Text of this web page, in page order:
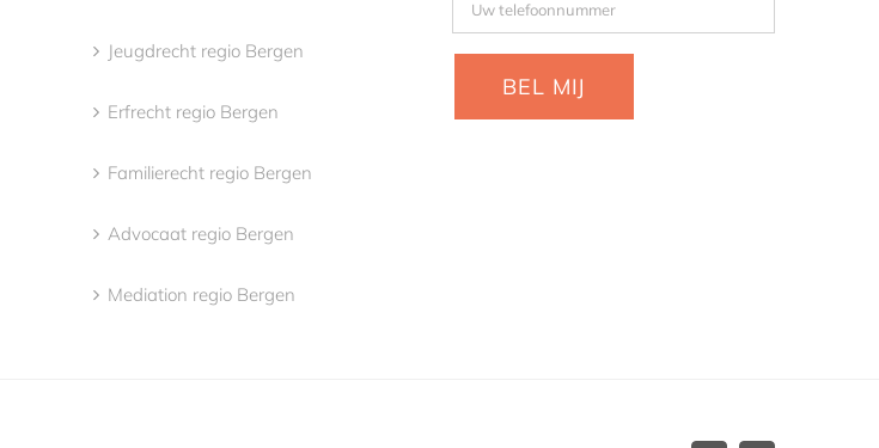
Jeugdrecht regio Bergen
Erfrecht regio Bergen
Familierecht regio Bergen
Advocaat regio Bergen
Mediation regio Bergen